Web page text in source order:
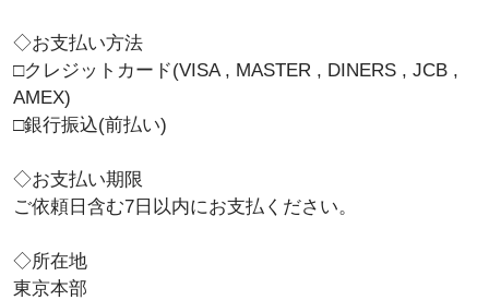
遺伝子情報解析センターWEB
◇お支払い方法
□クレジットカード(VISA , MASTER , DINERS , JCB ,
AMEX)
□銀行振込(前払い)
◇お支払い期限
ご依頼日含む7日以内にお支払ください。
◇所在地
東京本部